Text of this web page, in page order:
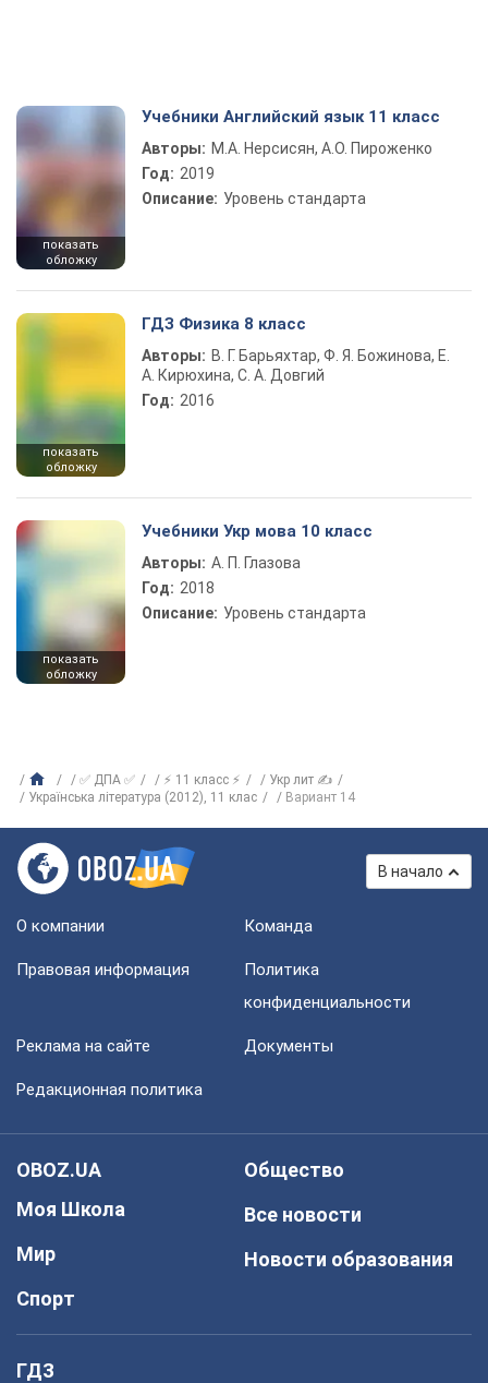
показать
обложку
Учебники Английский язык 11 класс
Авторы: М.А. Нерсисян, А.О. Пироженко
Год: 2019
Описание: Уровень стандарта
показать
обложку
ГДЗ Физика 8 класс
Авторы: В. Г. Барьяхтар, Ф. Я. Божинова, Е.
А. Кирюхина, С. А. Довгий
Год: 2016
показать
обложку
Учебники Укр мова 10 класс
Авторы: А. П. Глазова
Год: 2018
Описание: Уровень стандарта
✅ ДПА ✅ ⚡ 11 класс ⚡
Укр лит ✍
Українська література (2012), 11 клас
Вариант 14
В начало
О компании Команда
Правовая информация
Политика
конфиденциальности
Реклама на сайте Документы
Редакционная политика
OBOZ.UA
Моя Школа
Мир
Спорт
Общество
Все новости
Новости образования
ГДЗ